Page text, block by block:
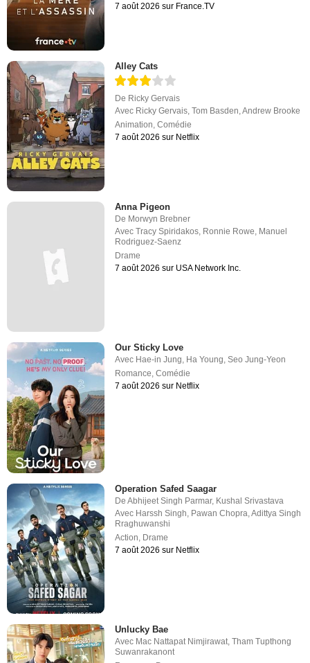
7 août 2026 sur France.TV
Alley Cats
De Ricky Gervais
Avec Ricky Gervais ,Tom Basden ,Andrew Brooke
Animation ,Comédie
7 août 2026 sur Netflix
Anna Pigeon
De Morwyn Brebner
AvecTracy Spiridakos, Ronnie Rowe, Manuel
Rodriguez-Saenz
Drame
7 août 2026 sur USA Network Inc.
Our Sticky Love
Avec Hae-in Jung, Ha Young,Seo Jung-Yeon
Romance,Comédie
7 août 2026 sur Netflix
Operation Safed Saagar
DeAbhijeet Singh Parmar, Kushal Srivastava
Avec Harssh Singh Pawan Chopra ,Adittya Singh
Rraghuwanshi
Action Drame
7 août 2026 sur Netflix
Unlucky Bae
Avec Mac Nattapat Nimjirawat,Tham Tupthong
Suwanrakanont